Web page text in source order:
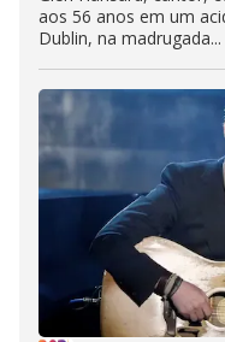
aos 56 anos em um
Dublin, na madrugada...